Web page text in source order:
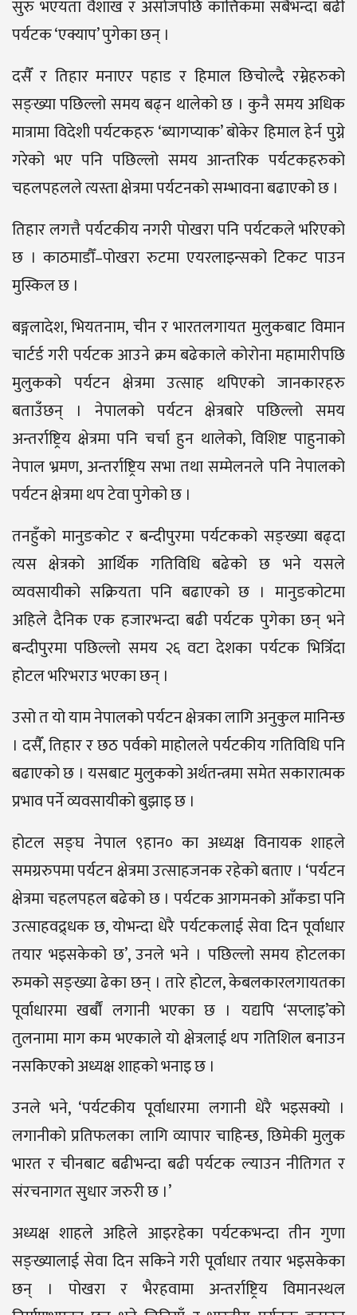
सुरु भएयता वैशाख र असोजपछि कात्तिकमा सबैभन्दा बढी
पर्यटक ‘एक्याप’ पुगेका छन् ।
दसैँ र तिहार मनाएर पहाड र हिमाल छिचोल्दै रम्नेहरुको
सङ्ख्या पछिल्लो समय बढ्न थालेको छ । कुनै समय अधिक
मात्रामा विदेशी पर्यटकहरु ‘ब्यागप्याक’ बोकेर हिमाल हेर्न पुग्ने
गरेको भए पनि पछिल्लो समय आन्तरिक पर्यटकहरुको
चहलपहलले त्यस्ता क्षेत्रमा पर्यटनको सम्भावना बढाएको छ ।
तिहार लगत्तै पर्यटकीय नगरी पोखरा पनि पर्यटकले भरिएको
छ । काठमाडौँ–पोखरा रुटमा एयरलाइन्सको टिकट पाउन
मुस्किल छ ।
बङ्गलादेश, भियतनाम, चीन र भारतलगायत मुलुकबाट विमान
चार्टर्ड गरी पर्यटक आउने क्रम बढेकाले कोरोना महामारीपछि
मुलुकको पर्यटन क्षेत्रमा उत्साह थपिएको जानकारहरु
बताउँछन् । नेपालको पर्यटन क्षेत्रबारे पछिल्लो समय
अन्तर्राष्ट्रिय क्षेत्रमा पनि चर्चा हुन थालेको, विशिष्ट पाहुनाको
नेपाल भ्रमण, अन्तर्राष्ट्रिय सभा तथा सम्मेलनले पनि नेपालको
पर्यटन क्षेत्रमा थप टेवा पुगेको छ ।
तनहुँको मानुङकोट र बन्दीपुरमा पर्यटकको सङ्ख्या बढ्दा
त्यस क्षेत्रको आर्थिक गतिविधि बढेको छ भने यसले
व्यवसायीको सक्रियता पनि बढाएको छ । मानुङकोटमा
अहिले दैनिक एक हजारभन्दा बढी पर्यटक पुगेका छन् भने
बन्दीपुरमा पछिल्लो समय २६ वटा देशका पर्यटक भित्रिँदा
होटल भरिभराउ भएका छन् ।
उसो त यो याम नेपालको पर्यटन क्षेत्रका लागि अनुकुल मानिन्छ
। दसैँ, तिहार र छठ पर्वको माहोलले पर्यटकीय गतिविधि पनि
बढाएको छ । यसबाट मुलुकको अर्थतन्त्रमा समेत सकारात्मक
प्रभाव पर्ने व्यवसायीको बुझाइ छ ।
होटल सङ्घ नेपाल ९हान० का अध्यक्ष विनायक शाहले
समग्ररुपमा पर्यटन क्षेत्रमा उत्साहजनक रहेको बताए । ‘पर्यटन
क्षेत्रमा चहलपहल बढेको छ । पर्यटक आगमनको आँकडा पनि
उत्साहवद्र्धक छ, योभन्दा धेरै पर्यटकलाई सेवा दिन पूर्वाधार
तयार भइसकेको छ’, उनले भने । पछिल्लो समय होटलका
रुमको सङ्ख्या ढेका छन् । तारे होटल, केबलकारलगायतका
पूर्वाधारमा खर्बौं लगानी भएका छ । यद्यपि ‘सप्लाइ’को
तुलनामा माग कम भएकाले यो क्षेत्रलाई थप गतिशिल बनाउन
नसकिएको अध्यक्ष शाहको भनाइ छ ।
उनले भने, ‘पर्यटकीय पूर्वाधारमा लगानी धेरै भइसक्यो ।
लगानीको प्रतिफलका लागि व्यापार चाहिन्छ, छिमेकी मुलुक
भारत र चीनबाट बढीभन्दा बढी पर्यटक ल्याउन नीतिगत र
संरचनागत सुधार जरुरी छ ।’
अध्यक्ष शाहले अहिले आइरहेका पर्यटकभन्दा तीन गुणा
सङ्ख्यालाई सेवा दिन सकिने गरी पूर्वाधार तयार भइसकेका
छन् । पोखरा र भैरहवामा अन्तर्राष्ट्रिय विमानस्थल